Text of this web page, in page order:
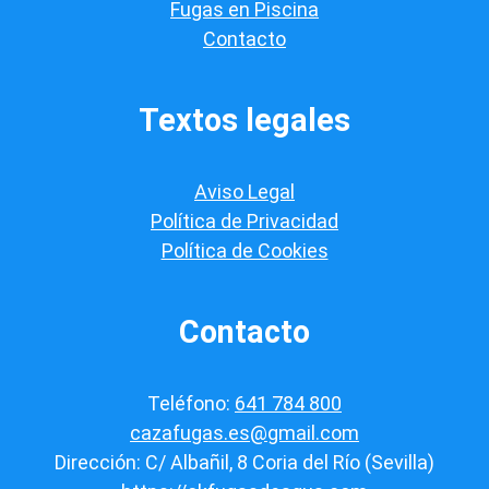
Fugas en Piscina
Contacto
Textos legales
Aviso Legal
Política de Privacidad
Política de Cookies
Contacto
Teléfono: 641 784 800
cazafugas.es@gmail.com
Dirección: C/ Albañil, 8 Coria del Río (Sevilla)